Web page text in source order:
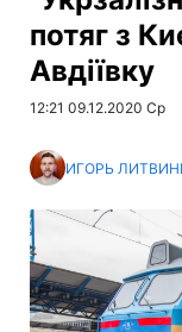
потяг з
Авдіївку
12:21 09.12.2020 Ср
ИГОРЬ